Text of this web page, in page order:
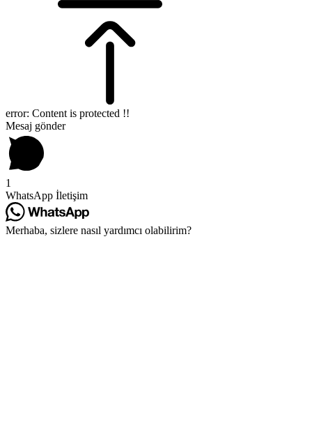
error: Content is protected !!
Mesaj gönder
1
WhatsApp İletişim
Merhaba, sizlere nasıl yardımcı olabilirim?